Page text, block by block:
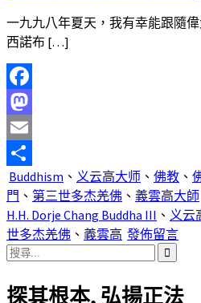
一九九八年夏天，我有幸能跟隨
西諾布 […]
Facebook
Mastodon
Email
分
享
Buddhism 、 义云高大师 、 佛教 、
門 、 第三世多杰羌佛 、 義雲高大師
H.H. Dorje Chang Buddha III 、 义云
世多杰羌佛 、 義雲高 發佈留言
搜
關
探其根本, 弘揚正法